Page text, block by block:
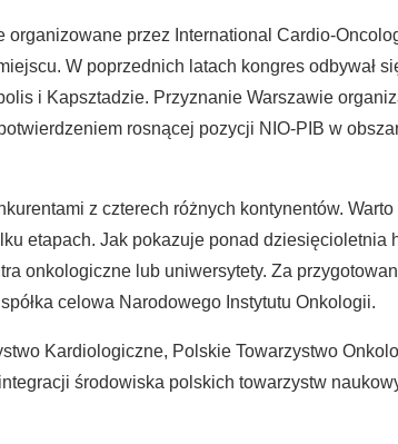
przez International Cardio-
W poprzednich latach kongres odbywał
i Kapsztadzie. Przyznanie Warszawie
rosnącej pozycji NIO-PIB w
z czterech różnych kontynentów.
etapach. Jak pokazuje ponad dziesięcioletnia
onkologiczne lub uniwersytety. Za
celowa Narodowego Instytutu Onkologii.
Kardiologiczne, Polskie Towarzystwo
środowiska polskich towarzystw